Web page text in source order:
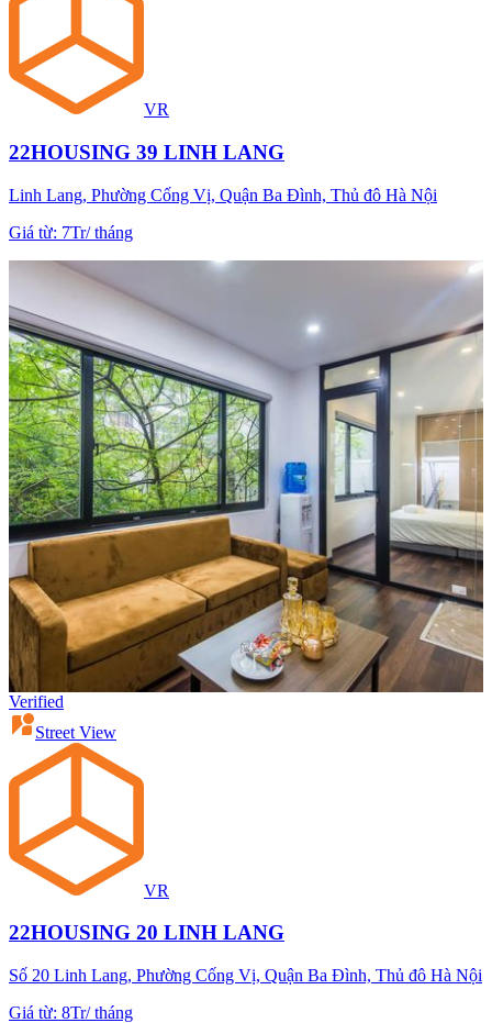
VR
22HOUSING 39 LINH LANG
Linh Lang, Phường Cống Vị, Quận Ba Đình, Thủ đô Hà Nội
Giá từ: 7Tr/tháng
Verified
Street View
VR
22HOUSING 20 LINH LANG
Số 20 Linh Lang, Phường Cống Vị, Quận Ba Đình, Thủ đô Hà Nội
Giá từ: 8Tr/tháng